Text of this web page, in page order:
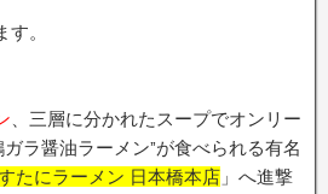
。
、三層に分かれたスープでオンリー
ラ醤油ラーメン”が食べられる有名
たにラーメン 日本橋本店 」へ進撃